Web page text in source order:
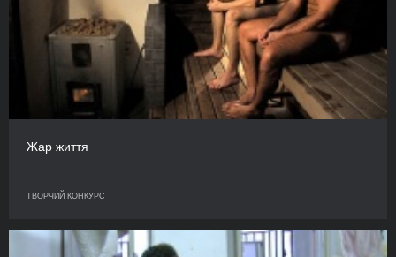
Жар життя
ТВОРЧИЙ КОНКУРС